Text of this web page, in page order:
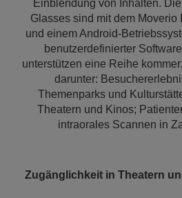
Einblendung von Inhalten.
Glasses sind mit dem
und einem Android-
benutzerdefinierter
unterstützen eine Reihe
darunter:
Themenparks und
Theatern und Kinos;
intraorales Scannen in
Zugänglichkeit in Theatern